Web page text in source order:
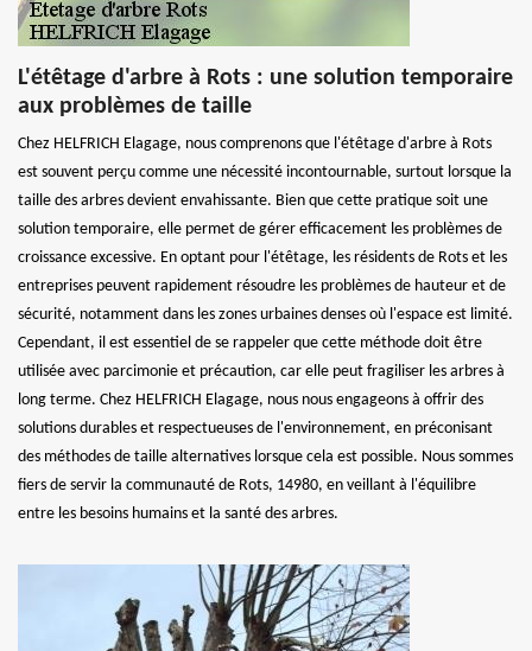
L'étêtage d'arbre à Rots : une solution temporaire
aux problèmes de taille
Chez HELFRICH Elagage, nous comprenons que l'étêtage d'arbre à Rots
est souvent perçu comme une nécessité incontournable, surtout lorsque la
taille des arbres devient envahissante. Bien que cette pratique soit une
solution temporaire, elle permet de gérer efficacement les problèmes de
croissance excessive. En optant pour l'étêtage, les résidents de Rots et les
entreprises peuvent rapidement résoudre les problèmes de hauteur et de
sécurité, notamment dans les zones urbaines denses où l'espace est limité.
Cependant, il est essentiel de se rappeler que cette méthode doit être
utilisée avec parcimonie et précaution, car elle peut fragiliser les arbres à
long terme. Chez HELFRICH Elagage, nous nous engageons à offrir des
solutions durables et respectueuses de l'environnement, en préconisant
des méthodes de taille alternatives lorsque cela est possible. Nous sommes
fiers de servir la communauté de Rots, 14980, en veillant à l'équilibre
entre les besoins humains et la santé des arbres.